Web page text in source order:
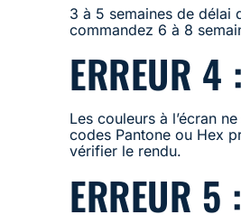
3 à 5 semaines de délai
commandez 6 à 8
ERREUR 4
Les couleurs à l’écran
codes Pantone ou Hex
vérifier le rendu.
ERREUR 5